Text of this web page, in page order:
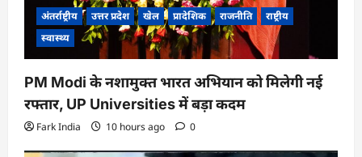
अंतर्राष्ट्रीय उत्तर प्रदेश खेल प्रादेशिक राजनीति
राष्ट्रीय
स्वास्थ्य
PM Modi के नशामुक्त भारत अभियान को मिलेगी नई
रफ्तार, UP Universities में बड़ा कदम
Fark India 10 hours ago 0